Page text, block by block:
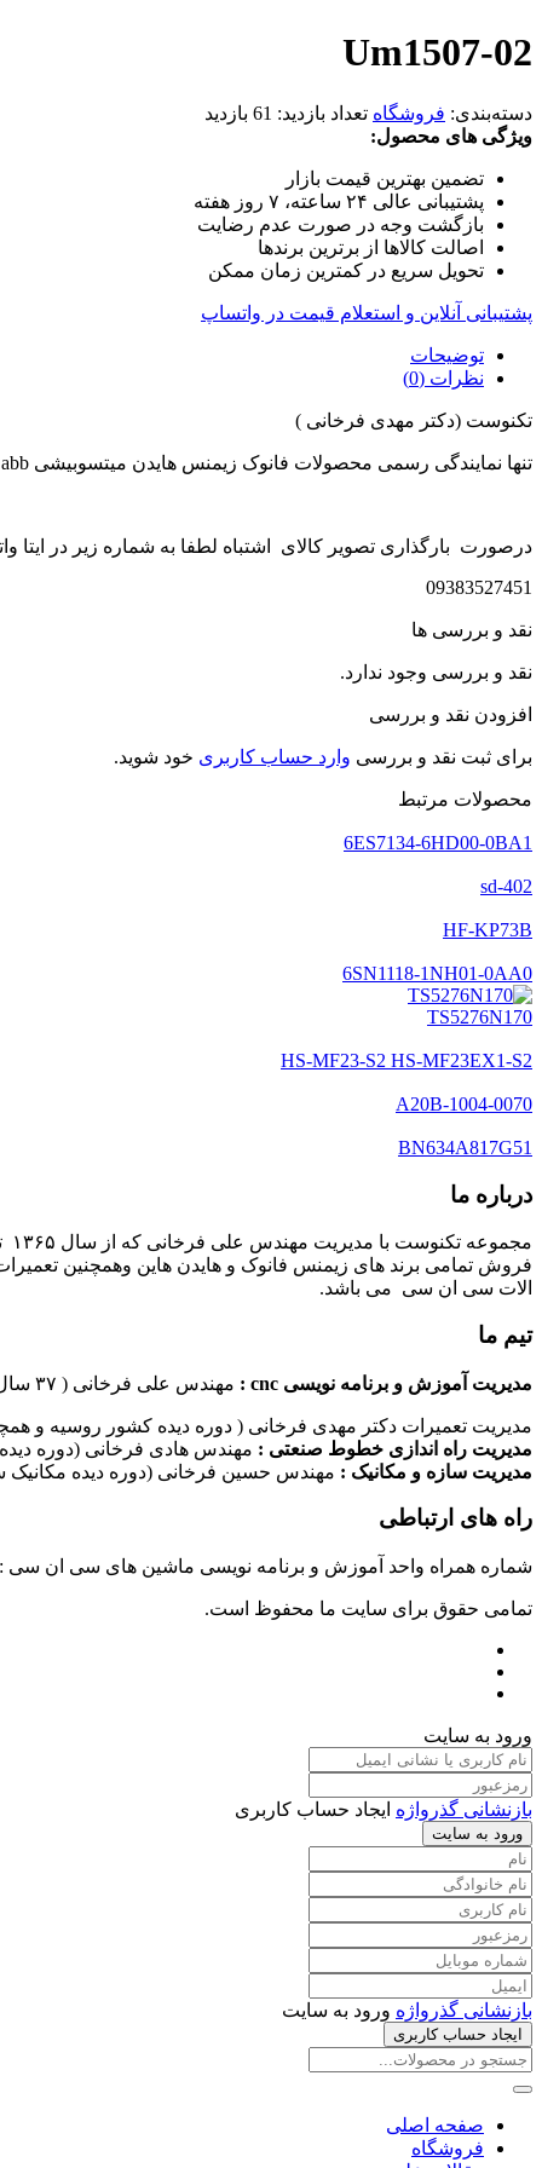
Um1507-02
دسته‌بندی: فروشگاه تعداد بازدید: 61 بازدید
ویژگی های محصول:
تضمین بهترین قیمت بازار
پشتیبانی عالی ۲۴ ساعته، ۷ روز هفته
بازگشت وجه در صورت عدم رضایت
اصالت کالاها از برترین برندها
تحویل سریع در کمترین زمان ممکن
پشتیبانی آنلاین و استعلام قیمت در واتساپ
توضیحات
نظرات (0)
تکنوست (دکتر مهدی فرخانی )
تنها نمایندگی رسمی محصولات فانوک زیمنس هایدن میتسوبیشی abb در ایران
درصورت بارگذاری تصویر کالای اشتباه لطفا به شماره زیر در ایتا
09383527451
نقد و بررسی ها
نقد و بررسی وجود ندارد.
افزودن نقد و بررسی
برای ثبت نقد و بررسی وارد حساب کاربری خود شوید.
محصولات مرتبط
6ES7134-6HD00-0BA1
sd-402
HF-KP73B
6SN1118-1NH01-0AA0
TS5276N170
HS-MF23-S2 HS-MF23EX1-S2
A20B-1004-0070
BN634A817G51
درباره ما
فروش تمامی برند های زیمنس فانوک و هایدن هاین وهمچنین
الات سی ان سی می باشد.
تیم ما
مدیریت آموزش و برنامه نویسی cnc : مهندس علی فرخانی ( ۳۷ سال سابقه کاری در امر برنامه نویسی ماشین های سی ان سی)
مدیریت تعمیرات دکتر مهدی فرخانی ( دوره دیده کشور روسیه و
مدیریت راه اندازی خطوط صنعتی : مهندس هادی فرخانی (دوره
مدیریت سازه و مکانیک : مهندس حسین فرخانی (دوره دیده مکانیک
راه های ارتباطی
شماره همراه واحد آموزش و برنامه نویسی ماشین های سی ان سی : ۰۹۱۲۴۰۹۶۱۷۹ شماره همراه واحد راه اندازی خطوط ماشین آلات صنعتی : ۰۹۱۰۱۹۹۷۴۷۰ شماره همراه واحد تعمیرات : ۰۹۳۸۳۵۲۷۴۵۱
تمامی حقوق برای سایت ما محفوظ است.
ورود به سایت
بازنشانی گذرواژه ایجاد حساب کاربری
ورود به سایت
بازنشانی گذرواژه ورود به سایت
ایجاد حساب کاربری
صفحه اصلی
فروشگاه